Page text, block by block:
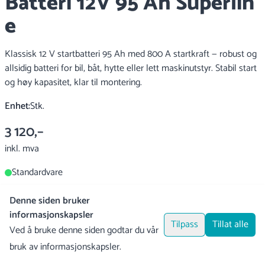
Denne siden bruker
informasjonskapsler
Ved å bruke denne siden godtar du vår
bruk av informasjonskapsler.
Tilpass Tillat alle
e
Klassisk 12 V startbatteri 95 Ah med 800 A startkraft — robust og
allsidig batteri for bil, båt, hytte eller lett maskinutstyr. Stabil start
og høy kapasitet, klar til montering.
Enhet:Stk.
3 120,–
inkl. mva
Standardvare
Produktforespørsel